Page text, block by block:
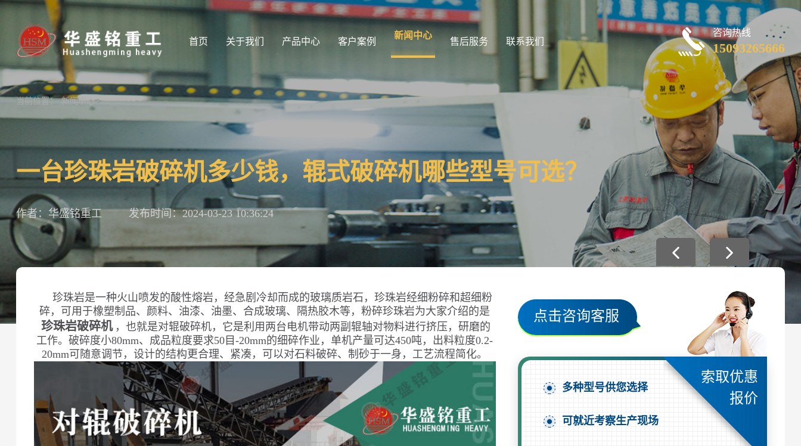
首页 关于我们 产品中心 客户案例
新闻中心
售后服务 联系我们
咨询热线
15093265666
当前位置： 新闻中心>
一台珍珠岩破碎机多少钱，辊式破碎机哪些型号可选？
作者：华盛铭重工 发布时间：2024-03-23 10:36:24
珍珠岩是一种火山喷发的酸性熔岩，经急剧冷却而成的玻璃质岩石，珍珠岩经细粉碎和超细粉
碎，可用于橡塑制品、颜料、油漆、油墨、合成玻璃、隔热胶木等，粉碎珍珠岩为大家介绍的是
珍珠岩破碎机 ，也就是对辊破碎机，它是利用两台电机带动两副辊轴对物料进行挤压，研磨的
工作。破碎度小80mm、成品粒度要求50目-20mm的细碎作业，单机产量可达450吨，出料粒度0.2-
20mm可随意调节，设计的结构更合理、紧凑，可以对石料破碎、制砂于一身，工艺流程简化。
多种型号供您选择
可就近考察生产现场
点击咨询客服
索取优惠
报价